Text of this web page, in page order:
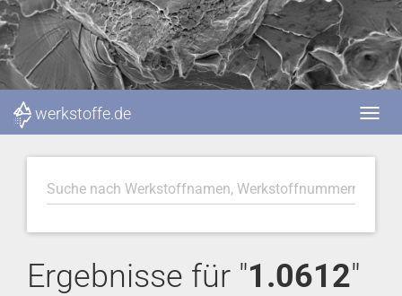
werkstoffe.de
Ergebnisse für "1.0612"